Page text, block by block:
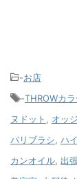
-お店
-THROWカラ
ヌドット
オッ
バリブラシ ハ
カンオイル 出